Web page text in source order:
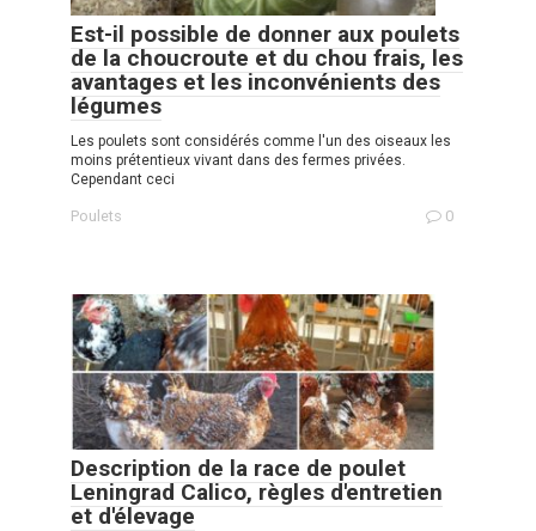
Est-il possible de donner aux poulets
de la choucroute et du chou frais, les
avantages et les inconvénients des
légumes
Les poulets sont considérés comme l'un des oiseaux les
moins prétentieux vivant dans des fermes privées.
Cependant ceci
Poulets 0
Description de la race de poulet
Leningrad Calico, règles d'entretien
et d'élevage